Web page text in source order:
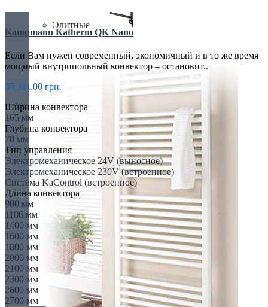
Элитные
Kampmann Katherm QK Nano
Если Вам нужен современный, экономичный и в то же время
мощный внутрипольный конвектор – остановит..
55 311.00 грн.
Ширина конвектора
165 мм
Глубина конвектора
70 мм
Тип управления
Электромеханическое 24V (выносное)
Электромеханическое 230V (встроенное)
Система KaControl (встроенное)
Длина конвектора
900 мм
1100 мм
1400 мм
1600 мм
1800 мм
2000 мм
2100 мм
2300 мм
2600 мм
2700 мм